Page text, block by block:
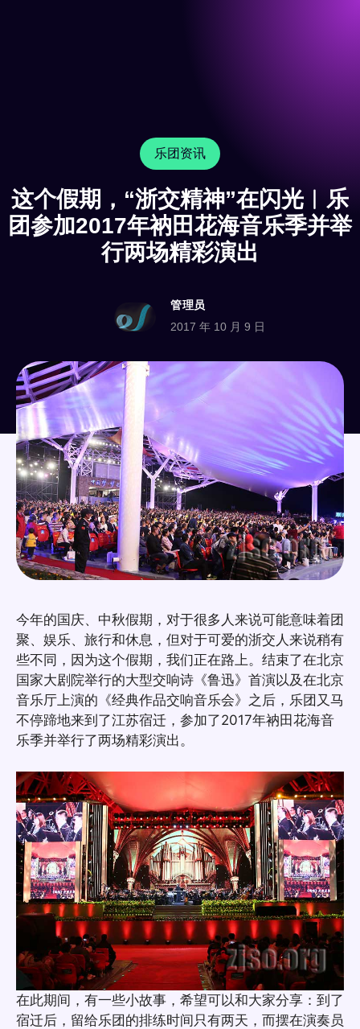
乐团资讯
这个假期，“浙交精神”在闪光︱乐
团参加2017年衲田花海音乐季并举
行两场精彩演出
管理员
2017 年 10 月 9 日
今年的国庆、中秋假期，对于很多人来说可能意味着团
聚、娱乐、旅行和休息，但对于可爱的浙交人来说稍有
些不同，因为这个假期，我们正在路上。结束了在北京
国家大剧院举行的大型交响诗《鲁迅》首演以及在北京
音乐厅上演的《经典作品交响音乐会》之后，乐团又马
不停蹄地来到了江苏宿迁，参加了2017年衲田花海音
乐季并举行了两场精彩演出。
在此期间，有一些小故事，希望可以和大家分享：到了
宿迁后，留给乐团的排练时间只有两天，而摆在演奏员